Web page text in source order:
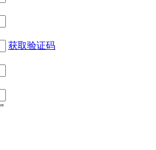
获取验证码
"